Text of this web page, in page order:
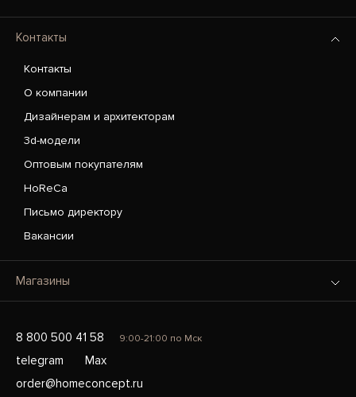
Контакты
Контакты
О компании
Дизайнерам и архитекторам
3d-модели
Оптовым покупателям
HoReCa
Письмо директору
Вакансии
Магазины
8 800 500 41 58 9:00-21:00 по Мск
telegram
Max
order@homeconcept.ru